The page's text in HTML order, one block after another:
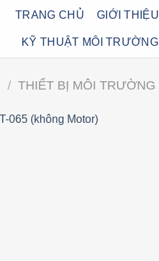
TRANG CHỦ GIỚI THIỆU
KỸ THUẬT MÔI TRƯỜNG
/ THIẾT BỊ MÔI TRƯỜNG